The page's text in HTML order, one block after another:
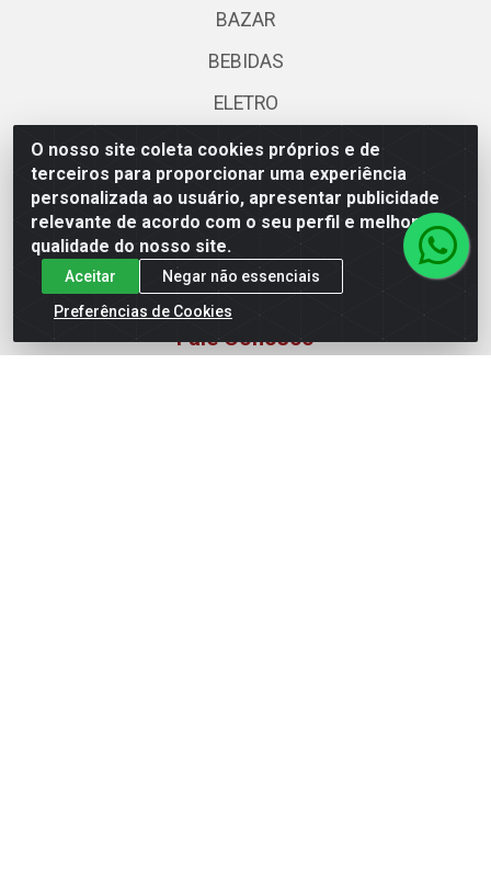
O nosso site coleta cookies próprios e de
terceiros para proporcionar uma experiência
personalizada ao usuário, apresentar publicidade
relevante de acordo com o seu perfil e melhorar a
qualidade do nosso site.
Aceitar
Negar não essenciais
Preferências de Cookies
BAZAR
BEBIDAS
ELETRO
HIGIENE E BELEZA
LIMPEZA
MATERIAIS CONSTRUCAO
MERCEARIA
Fale Conosco